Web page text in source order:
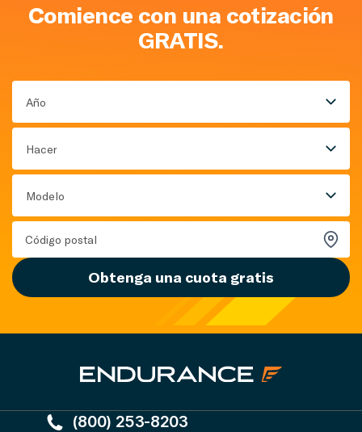
Comience con una cotización
GRATIS.
Año
Hacer
Modelo
Obtenga una cuota gratis
(800) 253-8203